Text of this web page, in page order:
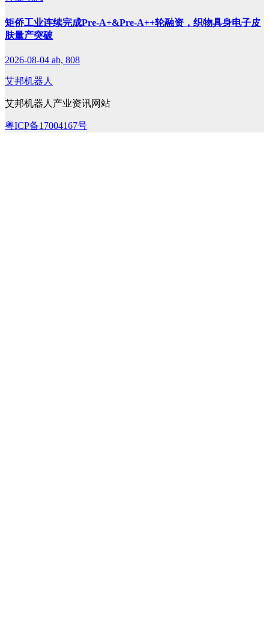
矩侨工业连续完成Pre-A+&Pre-A++轮融资，织物具身电子皮
肤量产突破
2026-08-04 ab, 808
艾邦机器人
艾邦机器人产业资讯网站
粤ICP备17004167号